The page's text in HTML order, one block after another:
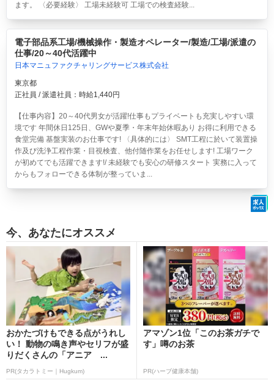
ます。 〈必要経験〉 工場未経験可 工場での検査経験...
電子部品系工場/機械操作・製造オペレーター/製造/工場/派遣の
仕事/20～40代活躍中
日本マニュファクチャリングサービス株式会社
東京都
正社員 / 派遣社員：時給1,440円
【仕事内容】20～40代男女が活躍!仕事もプライベートも充実しやすい環
境です 年間休日125日、GWや夏季・年末年始休暇あり お得に利用できる
食堂完備 基盤実装のお仕事です! 〈具体的には〉 SMT工程に於いて装置操
作及び洗浄工程作業・目視検査、他付随作業をお任せします! 工場ワーク
が初めてでも活躍できます!/ 未経験でも安心の研修スタート 実務に入って
からもフォローできる体制が整っていま...
今、あなたにオススメ
おかたづけもできる点がうれし
い！ 動物の鳴き声やセリフが盛
りだくさんの「アニア ...
PR(タカラトミー｜Hugkum)
アマゾン1位「このお茶ガチで
す」噂のお茶
PR(ハーブ健康本舗)